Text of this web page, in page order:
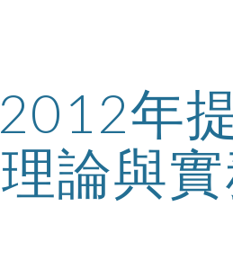
2012年
理論與